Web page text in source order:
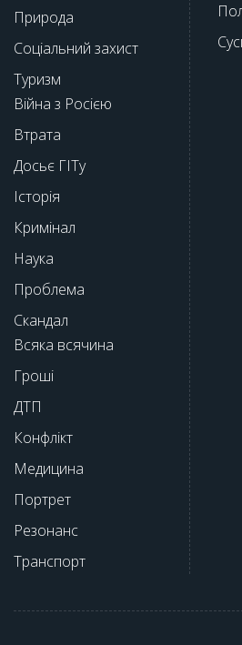
Природа
Соціальний захист
Туризм
Війна з Росією
Втрата
Досьє ГІТу
Історія
Кримінал
Наука
Проблема
Скандал
Всяка всячина
Гроші
ДТП
Конфлікт
Медицина
Портрет
Резонанс
Транспорт